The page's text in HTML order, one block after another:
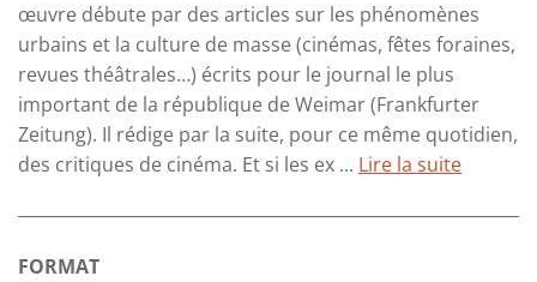
œuvre débute par des articles sur les phénomènes
urbains et la culture de masse (cinémas, fêtes foraines,
revues théâtrales…) écrits pour le journal le plus
important de la république de Weimar (Frankfurter
Zeitung). Il rédige par la suite, pour ce même quotidien,
des critiques de cinéma. Et si les ex ... Lire la suite
FORMAT